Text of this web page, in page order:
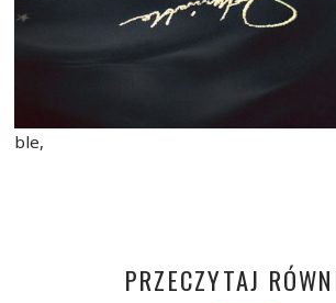
ble,
PRZECZYTAJ